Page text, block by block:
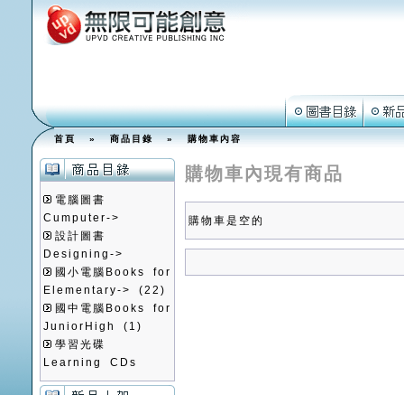
首頁»商品目錄»購物車內容
電腦圖書
Cumputer->
設計圖書
Designing->
國小電腦Books for
Elementary->
(22)
國中電腦Books for
JuniorHigh
(1)
學習光碟
Learning CDs
購物車內現有商品
購物車是空的